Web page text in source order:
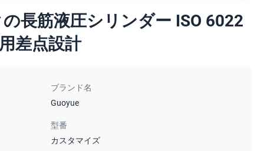
長筋液圧シリンダー ISO 6022
差点設計
ブランド名
Guoyue
型番
カスタマイズ